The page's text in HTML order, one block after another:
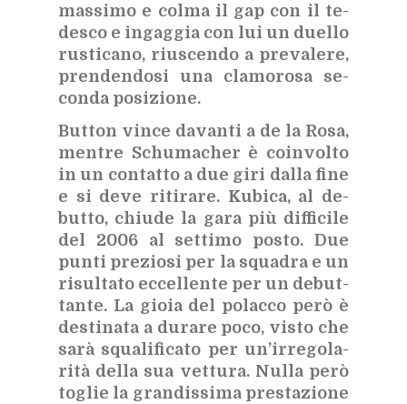
mas­si­mo e col­ma il gap con il te­
de­sco e in­gag­gia con lui un duel­lo
ru­sti­ca­no, riu­scen­do a pre­va­le­re,
pren­den­do­si una cla­mo­ro­sa se­
con­da po­si­zio­ne.
But­ton vin­ce da­van­ti a de la Rosa,
men­tre Schu­ma­cher è coin­vol­to
in un con­tat­to a due giri dal­la fine
e si deve ri­ti­ra­re. Ku­bi­ca, al de­
but­to, chiu­de la gara più dif­fi­ci­le
del 2006 al set­ti­mo po­sto. Due
pun­ti pre­zio­si per la squa­dra e un
ri­sul­ta­to ec­cel­len­te per un de­but­
tan­te. La gio­ia del po­lac­co però è
de­sti­na­ta a du­ra­re poco, vi­sto che
sarà squa­li­fi­ca­to per un’ir­re­go­la­
ri­tà del­la sua vet­tu­ra. Nul­la però
to­glie la gran­dis­si­ma pre­sta­zio­ne